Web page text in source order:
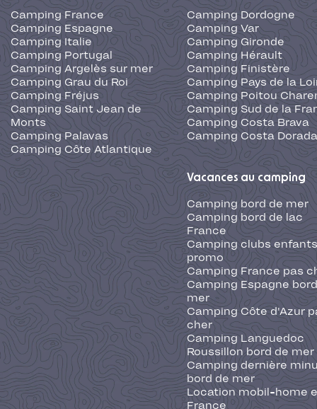
Camping France
Camping Espagne
Camping Italie
Camping Portugal
Camping Argelès sur mer
Camping Grau du Roi
Camping Fréjus
Camping Saint Jean de
Monts
Camping Palavas
Camping Côte Atlantique
Camping Dordogne
Camping Var
Camping Gironde
Camping Hérault
Camping Finistère
Camping Pays de la
Camping Poitou
Camping Sud de la
Camping Costa Brava
Camping Costa Dorada
Vacances au camping
Camping bord de mer
Camping bord de lac
France
Camping clubs
promo
Camping France pas
Camping Espagne
mer
Camping Côte d'Azur
cher
Camping Languedoc
Roussillon bord de mer
Camping dernière
bord de mer
Location mobil-home
France